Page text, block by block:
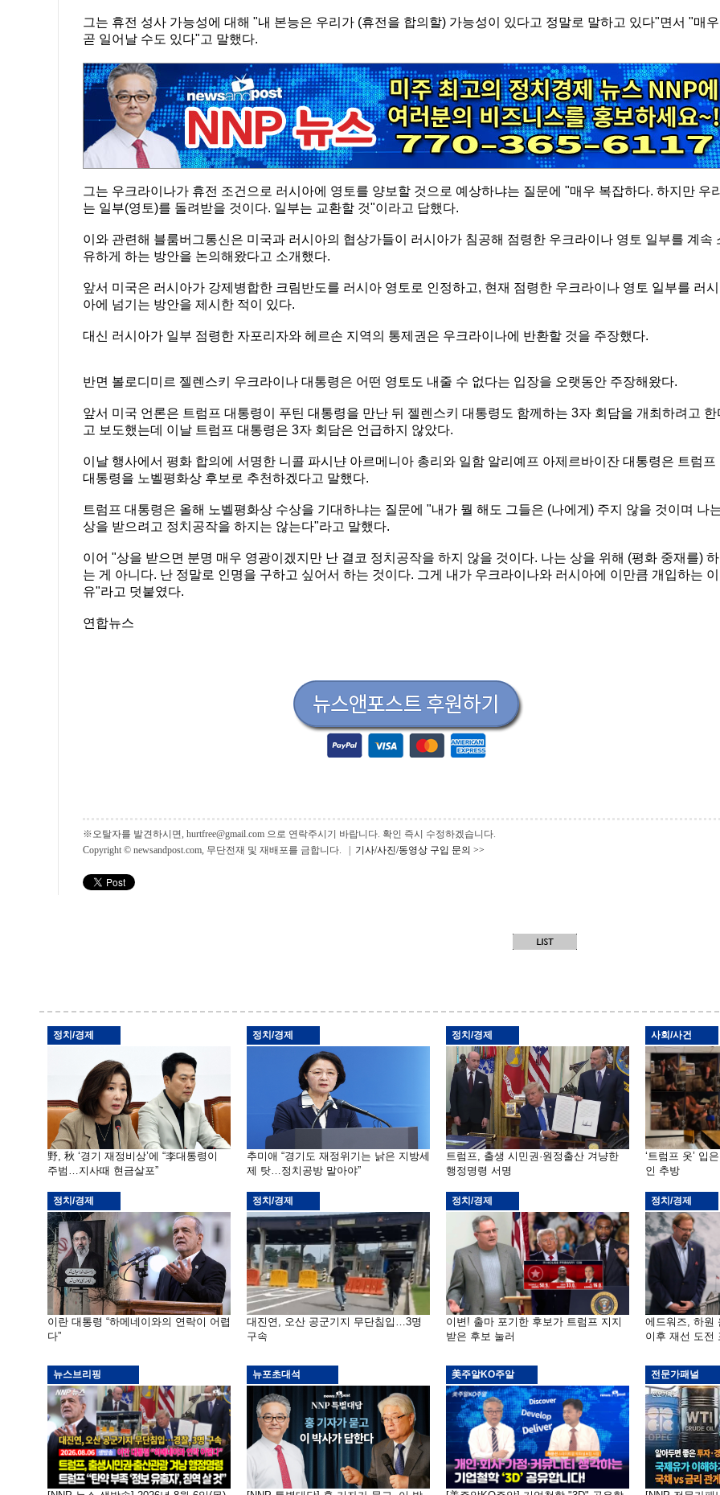
그는 휴전 성사 가능성에 대해 "내 본능은 우리가 (휴전을 합의할) 가능성이 있다고 정말로 말하고 있다"면서 "매우
곧 일어날 수도 있다"고 말했다.
그는 우크라이나가 휴전 조건으로 러시아에 영토를 양보할 것으로 예상하냐는 질문에 "매우 복잡하다. 하지만 우
는 일부(영토)를 돌려받을 것이다. 일부는 교환할 것"이라고 답했다.
이와 관련해 블룸버그통신은 미국과 러시아의 협상가들이 러시아가 침공해 점령한 우크라이나 영토 일부를 계속
유하게 하는 방안을 논의해왔다고 소개했다.
앞서 미국은 러시아가 강제병합한 크림반도를 러시아 영토로 인정하고, 현재 점령한 우크라이나 영토 일부를 러시
아에 넘기는 방안을 제시한 적이 있다.
대신 러시아가 일부 점령한 자포리자와 헤르손 지역의 통제권은 우크라이나에 반환할 것을 주장했다.
반면 볼로디미르 젤렌스키 우크라이나 대통령은 어떤 영토도 내줄 수 없다는 입장을 오랫동안 주장해왔다.
앞서 미국 언론은 트럼프 대통령이 푸틴 대통령을 만난 뒤 젤렌스키 대통령도 함께하는 3자 회담을 개최하려고 한
고 보도했는데 이날 트럼프 대통령은 3자 회담은 언급하지 않았다.
이날 행사에서 평화 합의에 서명한 니콜 파시냔 아르메니아 총리와 일함 알리예프 아제르바이잔 대통령은 트럼프
대통령을 노벨평화상 후보로 추천하겠다고 말했다.
트럼프 대통령은 올해 노벨평화상 수상을 기대하냐는 질문에 "내가 뭘 해도 그들은 (나에게) 주지 않을 것이며 나
상을 받으려고 정치공작을 하지는 않는다"라고 말했다.
이어 "상을 받으면 분명 매우 영광이겠지만 난 결코 정치공작을 하지 않을 것이다. 나는 상을 위해 (평화 중재를) 하
는 게 아니다. 난 정말로 인명을 구하고 싶어서 하는 것이다. 그게 내가 우크라이나와 러시아에 이만큼 개입하는 이
유"라고 덧붙였다.
연합뉴스
※오탈자를 발견하시면, hurtfree@gmail.com 으로 연락주시기 바랍니다. 확인 즉시 수정하겠습니다.
Copyright © newsandpost.com, 무단전재 및 재배포를 금합니다. | 기사/사진/동영상 구입 문의 >>
정치/경제
野, 秋 ‘경기 재정비상’에 “李대통령이
주범…지사때 현금살포”
정치/경제
추미애 “경기도 재정위기는 낡은 지방세
제 탓…정치공방 말아야”
정치/경제
트럼프, 출생 시민권·원정출산 겨냥한
행정명령 서명
사회/사건
‘트럼프 옷’ 입
인 추방
정치/경제
이란 대통령 “하메네이와의 연락이 어렵
다”
정치/경제
대진연, 오산 공군기지 무단침입…3명
구속
정치/경제
이변! 출마 포기한 후보가 트럼프 지지
받은 후보 눌러
정치/경제
에드워즈, 하원
이후 재선 도전
뉴스브리핑 뉴포초대석 美주알KO주알 전문가패널